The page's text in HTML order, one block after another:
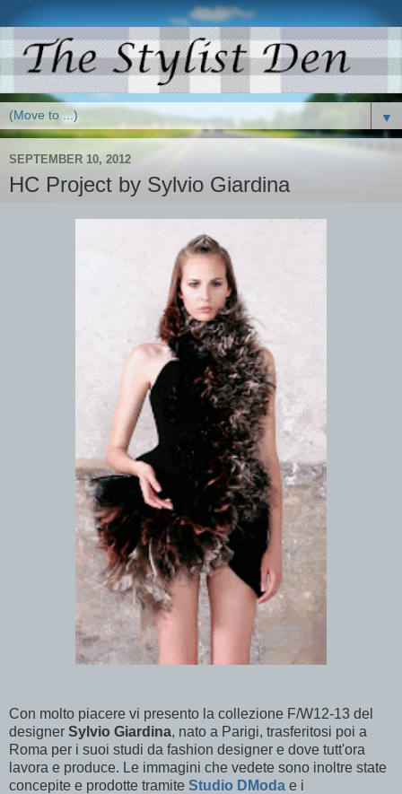
▼
SEPTEMBER 10, 2012
HC Project by Sylvio Giardina
Con molto piacere vi presento la collezione F/W12-13 del
designer Sylvio Giardina, nato a Parigi, trasferitosi poi a
Roma per i suoi studi da fashion designer e dove tutt'ora
lavora e produce. Le immagini che vedete sono inoltre state
concepite e prodotte tramite Studio DModa e i